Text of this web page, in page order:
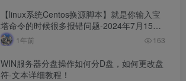
【linux系统Centos换源脚本】就是你输入宝
塔命令的时候很多报错问题-2024年7月15日
最新打包整理-解决小厂服务器yum源！
1年前 163
WIN服务器分盘操作如何分D盘，如何更改盘
符-文本详细教程！